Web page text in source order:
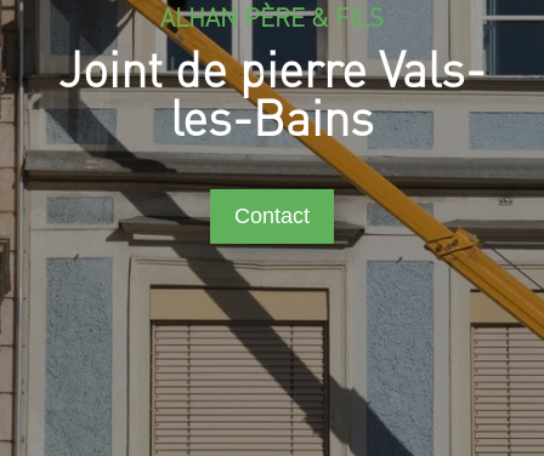
ALHAN PÈRE & FILS
Joint de pierre Vals-
les-Bains
Contact